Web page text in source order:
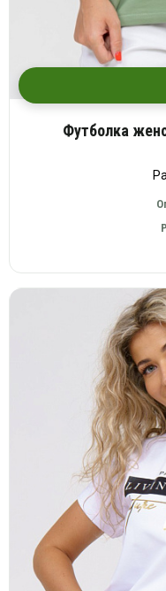
Футболка